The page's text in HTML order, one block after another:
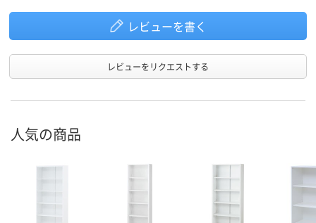
レビューを書く
レビューをリクエストする
人気の商品